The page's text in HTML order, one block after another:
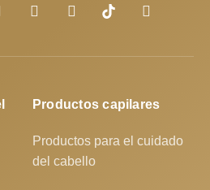
Productos capilares
Productos para el cuidado
del cabello